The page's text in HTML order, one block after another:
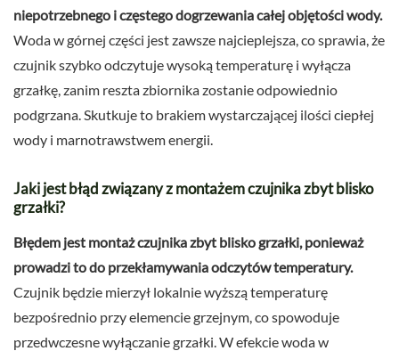
niepotrzebnego i częstego dogrzewania całej objętości wody.
Woda w górnej części jest zawsze najcieplejsza, co sprawia, że
czujnik szybko odczytuje wysoką temperaturę i wyłącza
grzałkę, zanim reszta zbiornika zostanie odpowiednio
podgrzana. Skutkuje to brakiem wystarczającej ilości ciepłej
wody i marnotrawstwem energii.
Jaki jest błąd związany z montażem czujnika zbyt blisko
grzałki?
Błędem jest montaż czujnika zbyt blisko grzałki, ponieważ
prowadzi to do przekłamywania odczytów temperatury.
Czujnik będzie mierzył lokalnie wyższą temperaturę
bezpośrednio przy elemencie grzejnym, co spowoduje
przedwczesne wyłączanie grzałki. W efekcie woda w